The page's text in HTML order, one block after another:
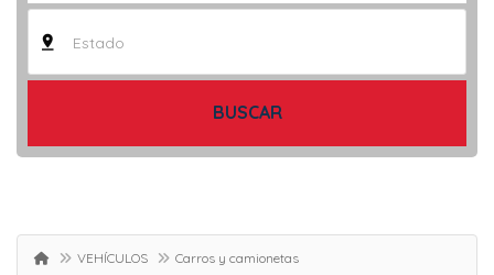
Estado
BUSCAR
VEHÍCULOS
Carros y camionetas